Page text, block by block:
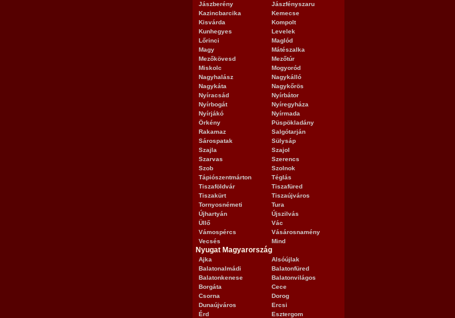
Jászberény
Jászfényszaru
Kazincbarcika
Kemecse
Kisvárda
Kompolt
Kunhegyes
Levelek
Lőrinci
Maglód
Magy
Mátészalka
Mezőkövesd
Mezőtúr
Miskolc
Mogyoród
Nagyhalász
Nagykálló
Nagykáta
Nagykőrös
Nyíracsád
Nyírbátor
Nyírbogát
Nyíregyháza
Nyírjákó
Nyírmada
Örkény
Püspökladány
Rakamaz
Salgótarján
Sárospatak
Sülysáp
Szajla
Szajol
Szarvas
Szerencs
Szob
Szolnok
Tápiószentmárton
Téglás
Tiszaföldvár
Tiszafüred
Tiszakürt
Tiszaújváros
Tornyosnémeti
Tura
Újhartyán
Újszilvás
Üllő
Vác
Vámospércs
Vásárosnamény
Vecsés
Mind
Nyugat Magyarország
Ajka
Alsóújlak
Balatonalmádi
Balatonfüred
Balatonkenese
Balatonvilágos
Borgáta
Cece
Csorna
Dorog
Dunaújváros
Ercsi
Érd
Esztergom